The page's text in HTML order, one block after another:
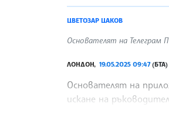
ЦВЕТОЗАР ЦАКОВ
Основателят на Телеграм
ЛОНДОН, 19.05.2025 09:47(БТА)
Основателят на
искане на